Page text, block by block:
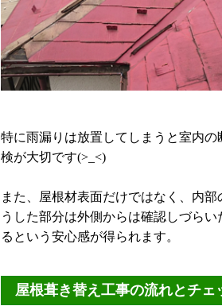
特に雨漏りは放置してしまうと室内
検が大切です(>_<)
また、屋根材表面だけではなく、内
うした部分は外側からは確認しづら
るという安心感が得られます。
屋根葺き替え工事の流れとチェ